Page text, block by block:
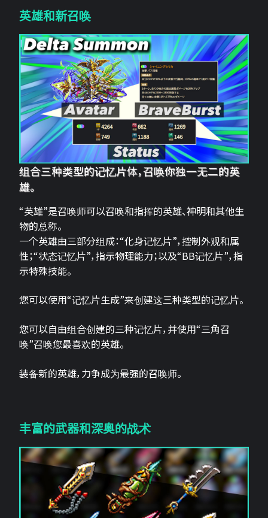
英雄和新召唤
组合三种类型的记忆片体，召唤你独一无二的英
雄。
“英雄”是召唤师可以召唤和指挥的英雄、神明和其他生
物的总称。
一个英雄由三部分组成：“化身记忆片”，控制外观和属
性；“状态记忆片”，指示物理能力；以及“BB记忆片”，指
示特殊技能。
您可以使用“记忆片生成”来创建这三种类型的记忆片。
您可以自由组合创建的三种记忆片，并使用“三角召
唤”召唤您最喜欢的英雄。
装备新的英雄，力争成为最强的召唤师。
丰富的武器和深奥的战术